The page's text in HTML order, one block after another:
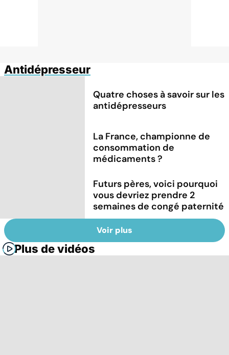
Antidépresseur
Quatre choses à savoir sur les
antidépresseurs
La France, championne de
consommation de
médicaments ?
Futurs pères, voici pourquoi
vous devriez prendre 2
semaines de congé paternité
Voir plus
Plus de vidéos